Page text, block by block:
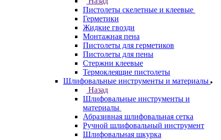
Пистолеты скелетные и клеевые
Герметики
Жидкие гвозди
Монтажная пена
Пистолеты для герметиков
Пистолеты для пены
Стержни клеевые
Термоклеящие пистолеты
Шлифовальные инструменты и материалы
Назад
Шлифовальные инструменты и
материалы
Абразивная шлифовальная сетка
Ручной шлифовальный инструмент
Шлифовальная шкурка